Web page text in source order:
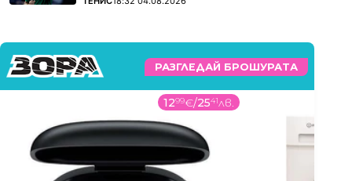
РАЗГЛЕДАЙ БРОШУРАТА
35999€/70408лв.